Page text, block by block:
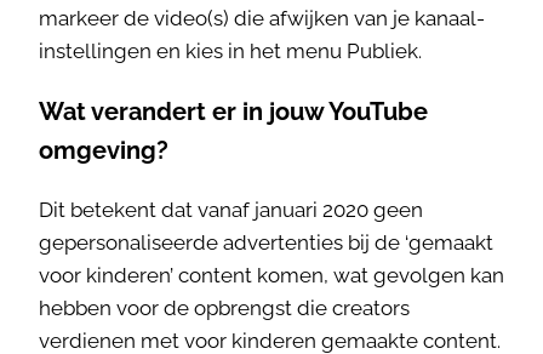
markeer de video(s) die afwijken van je kanaal-
instellingen en kies in het menu Publiek.
Wat verandert er in jouw YouTube
omgeving?
Dit betekent dat vanaf januari 2020 geen
gepersonaliseerde advertenties bij de ‘gemaakt
voor kinderen’ content komen, wat gevolgen kan
hebben voor de opbrengst die creators
verdienen met voor kinderen gemaakte content.